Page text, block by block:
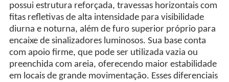
possui estrutura reforçada, travessas horizontais com
fitas refletivas de alta intensidade para visibilidade
diurna e noturna, além de furo superior próprio para
encaixe de sinalizadores luminosos. Sua base conta
com apoio firme, que pode ser utilizada vazia ou
preenchida com areia, oferecendo maior estabilidade
em locais de grande movimentação. Esses diferenciais